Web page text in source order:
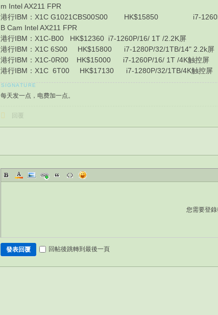
m Intel AX211 FPR
港行IBM：X1C G1021CBS00S00 HK$15850 i7-1260P
B Cam Intel AX211 FPR
港行IBM：X1C-B00 HK$12360 i7-1260P/16/ 1T /2.2K屏
港行IBM：X1C 6S00 HK$15800 i7-1280P/32/1TB/14" 2.2k屏
港行IBM：X1C-0R00 HK$15000 i7-1260P/16/ 1T /4K触控屏
港行IBM：X1C 6T00 HK$17130 i7-1280P/32/1TB/4K触控屏
每天发一点，电费加一点。
回覆
您需要登
發表回覆 回帖後跳轉到最後一頁